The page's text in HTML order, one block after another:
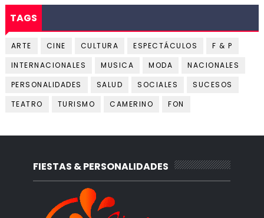
TAGS
ARTE CINE CULTURA ESPECTÁCULOS
F & P
INTERNACIONALES
MUSICA MODA
NACIONALES
PERSONALIDADES
SALUD SOCIALES
SUCESOS
TEATRO
TURISMO CAMERINO FON
FIESTAS & PERSONALIDADES